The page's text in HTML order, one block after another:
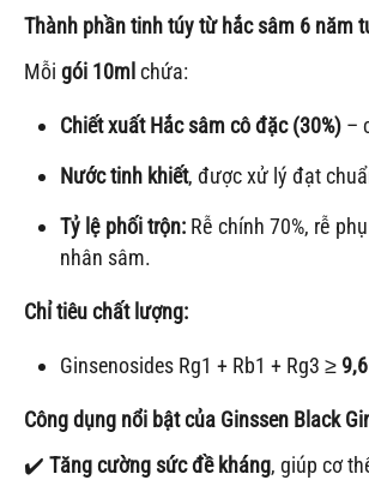
Thành phần tinh túy từ hắc sâm 6 năm
Mỗi gói 10ml chứa:
Chiết xuất Hắc sâm cô đặc (30%) –
Nước tinh khiết, được xử lý đạt
Tỷ lệ phối trộn:Rễ chính 70%, rễ
nhân sâm.
Chỉ tiêu chất lượng:
Ginsenosides Rg1 + Rb1 + Rg3 ≥
Công dụng nổi bật của Ginssen Black
✔️ Tăng cường sức đề kháng, giúp cơ